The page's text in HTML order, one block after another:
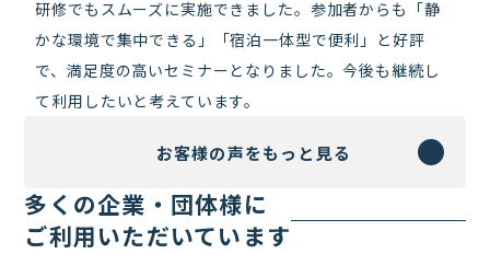
研修でもスムーズに実施できました。参加者からも「静
かな環境で集中できる」「宿泊一体型で便利」と好評
で、満足度の高いセミナーとなりました。今後も継続し
て利用したいと考えています。
お客様の声をもっと見る
多くの企業・団体様に
ご利用いただいています